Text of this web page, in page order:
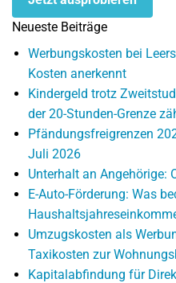
Neueste Beiträge
Werbungskosten bei
Kosten anerkennt
Kindergeld trotz
der 20-Stunden-Grenze
Pfändungsfreigrenzen
Juli 2026
Unterhalt an Angehörige:
E-Auto-Förderung: Was
Umzugskosten als
Taxikosten zur
Kapitalabfindung für